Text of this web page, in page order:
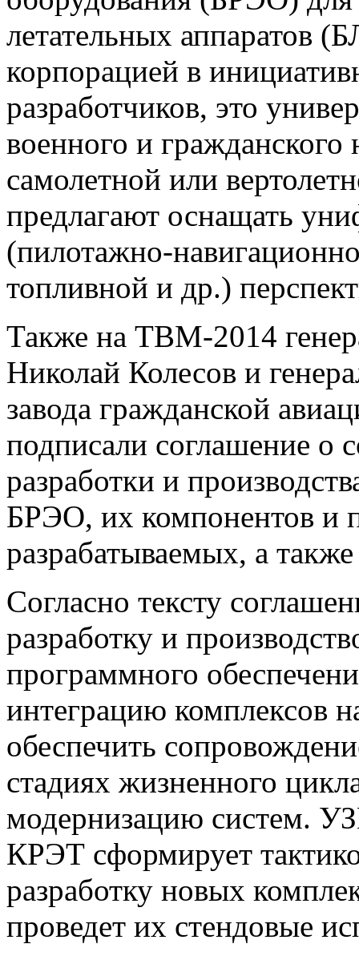
летательных аппаратов
корпорацией в
разработчиков, это
военного и
самолетной или
предлагают оснащать
(пилотажно-
топливной и др.)
Также на ТВМ-2014
Николай Колесов и
завода гражданской
подписали соглашение о
разработки и
БРЭО, их компонентов и
разрабатываемых, а
Согласно тексту
разработку и
программного
интеграцию комплексов
обеспечить
стадиях жизненного
модернизацию систем.
КРЭТ сформирует
разработку новых
проведет их стендовые